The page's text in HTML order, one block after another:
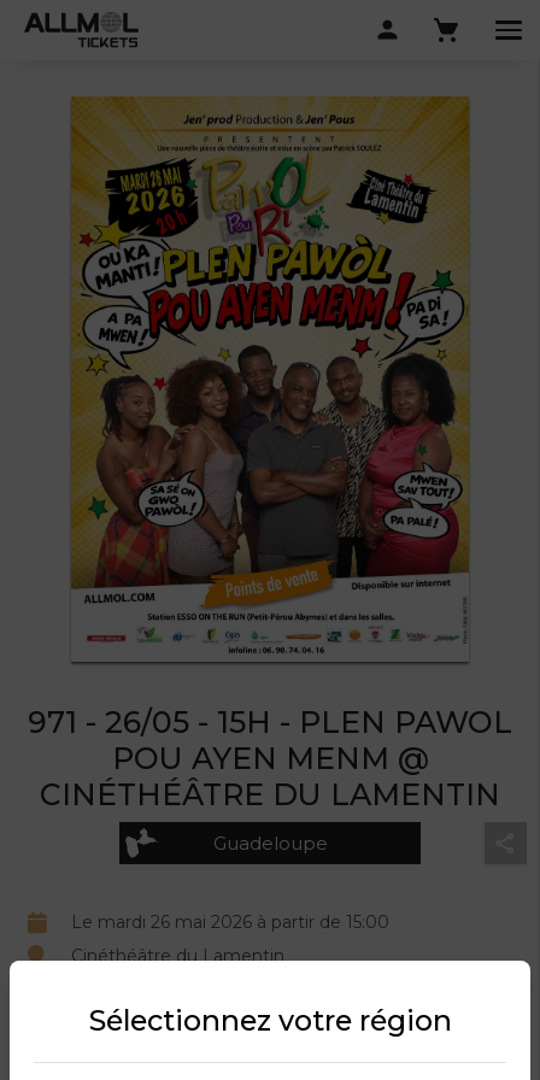
971 - 26/05 - 15H - PLEN PAWOL
POU AYEN MENM @
CINÉTHÉÂTRE DU LAMENTIN
Guadeloupe
Le mardi 26 mai 2026 à partir de 15:00
Cinéthéâtre du Lamentin
Sélectionnez votre région